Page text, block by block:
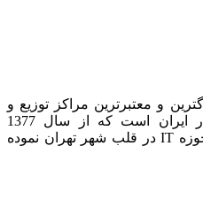
و معتبرترین مراکز توزیع و
فروش محصولات کامپیوتری در ایران است که از سال 1377
تاسیس و شروع به فعالیت در حوزه IT در قلب شهر تهران نموده